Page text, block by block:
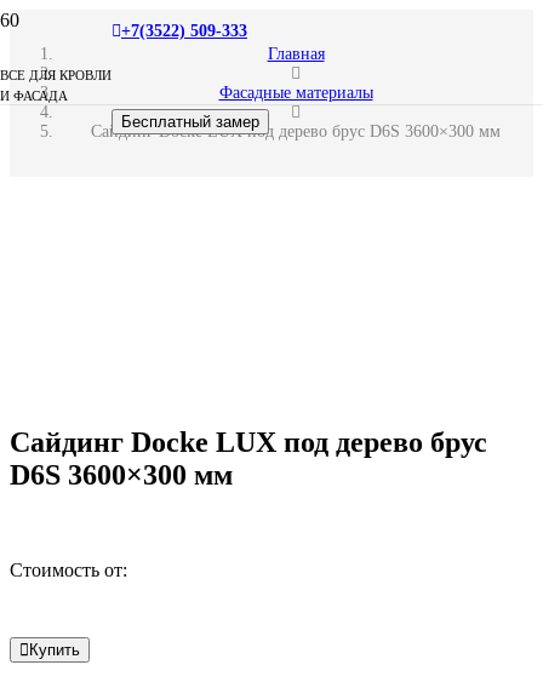
ВСЕ ДЛЯ КРОВЛИ
И ФАСАДА
+7(3522) 509-333
Бесплатный замер
Главная
Фасадные материалы
Сайдинг Docke LUX под дерево брус D6S 3600×300 мм
Сайдинг Docke LUX под дерево брус
D6S 3600×300 мм
Стоимость от:
Купить